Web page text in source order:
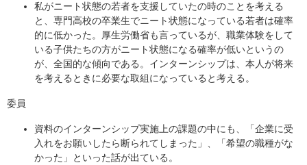
私がニート状態の若者を支援していたの時のことを考える
と、専門高校の卒業生でニート状態になっている若者は確率
的に低かった。厚生労働省も言っているが、職業体験をして
いる子供たちの方がニート状態になる確率が低いというの
が、全国的な傾向である。インターンシップは、本人が将来
を考えるときに必要な取組になっていると考える。
委員
資料のインターンシップ実施上の課題の中にも、「企業に受
入れをお願いしたら断られてしまった」、「希望の職種がな
かった」といった話が出ている。